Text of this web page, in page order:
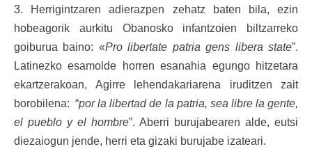
3. Herrigintzaren adierazpen zehatz baten bila, ezin
hobeagorik aurkitu Obanosko infantzoien biltzarreko
goiburua baino: «Pro libertate patria gens libera state”.
Latinezko esamolde horren esanahia egungo hitzetara
ekartzerakoan, Agirre lehendakariarena iruditzen zait
borobilena: “por la libertad de la patria, sea libre la gente,
el pueblo y el hombre”. Aberri burujabearen alde, eutsi
diezaiogun jende, herri eta gizaki burujabe izateari.